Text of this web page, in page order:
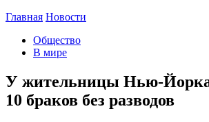
Главная Новости
Общество
В мире
У жительницы Нью-
10 браков без разводов